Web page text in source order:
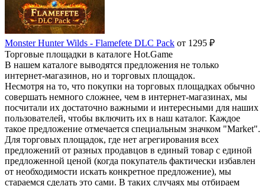
Monster Hunter Wilds - Flamefete DLC Pack от 1295 ₽
Торговые площадки в каталоге Hot.Game
В нашем каталоге выводятся предложения не только
интернет-магазинов, но и торговых площадок.
Несмотря на то, что покупки на торговых площадках обычно
совершать немного сложнее, чем в интернет-магазинах, мы
посчитали их достаточно важными и интересными для наших
пользователей, чтобы включить их в наш каталог. Каждое
такое предложение отмечается специальным значком "Market".
Для торговых площадок, где нет агрегирования всех
предложений от разных продавцов в единый товар с единой
предложенной ценой (когда покупатель фактически избавлен
от необходимости искать конкретное предложение), мы
стараемся сделать это сами. В таких случаях мы отбираем